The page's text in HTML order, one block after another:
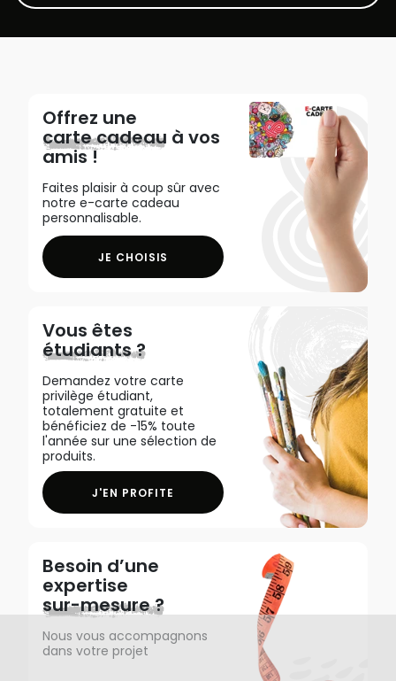
Offrez une
carte cadeau à vos
amis !
Faites plaisir à coup sûr avec
notre e-carte cadeau
personnalisable.
JE CHOISIS
Vous êtes
étudiants ?
Demandez votre carte
privilège étudiant,
totalement gratuite et
bénéficiez de -15% toute
l'année sur une sélection de
produits.
J'EN PROFITE
Besoin d’une
expertise
sur-mesure ?
Nous vous accompagnons
dans votre projet